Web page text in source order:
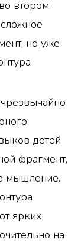
втором
но уже
детей
фрагмент,
мышление.
ярких
на